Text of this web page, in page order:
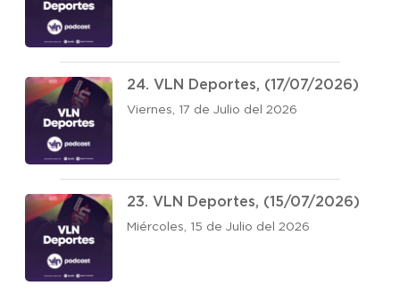
24. VLN Deportes, (17/07/2026)
Viernes, 17 de Julio del 2026
23. VLN Deportes, (15/07/2026)
Miércoles, 15 de Julio del 2026